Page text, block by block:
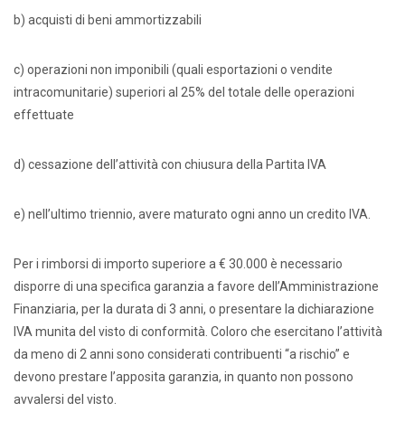
b) acquisti di beni ammortizzabili
c) operazioni non imponibili (quali esportazioni o vendite
intracomunitarie) superiori al 25% del totale delle operazioni
effettuate
d) cessazione dell’attività con chiusura della Partita IVA
e) nell’ultimo triennio, avere maturato ogni anno un credito IVA.
Per i rimborsi di importo superiore a € 30.000 è necessario
disporre di una specifica garanzia a favore dell’Amministrazione
Finanziaria, per la durata di 3 anni, o presentare la dichiarazione
IVA munita del visto di conformità. Coloro che esercitano l’attività
da meno di 2 anni sono considerati contribuenti “a rischio” e
devono prestare l’apposita garanzia, in quanto non possono
avvalersi del visto.